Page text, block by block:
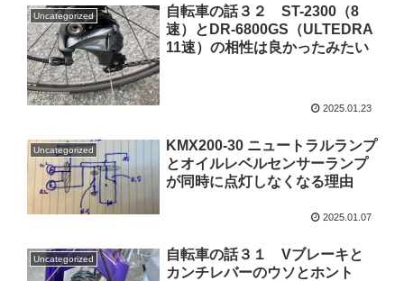
Uncategorized
自転車の話３２ ST-2300（8
速）とDR-6800GS（ULTEDRA
11速）の相性は良かったみたい
2025.01.23
Uncategorized
KMX200-30 ニュートラルランプ
とオイルレベルセンサーランプ
が同時に点灯しなくなる理由
2025.01.07
Uncategorized
自転車の話３１ Vブレーキと
カンチレバーのウソとホント